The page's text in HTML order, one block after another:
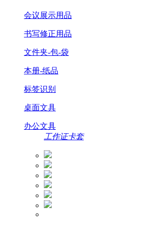
会议展示用品
书写修正用品
文件夹-包-袋
本册-纸品
标签识别
桌面文具
办公文具
工作证卡套